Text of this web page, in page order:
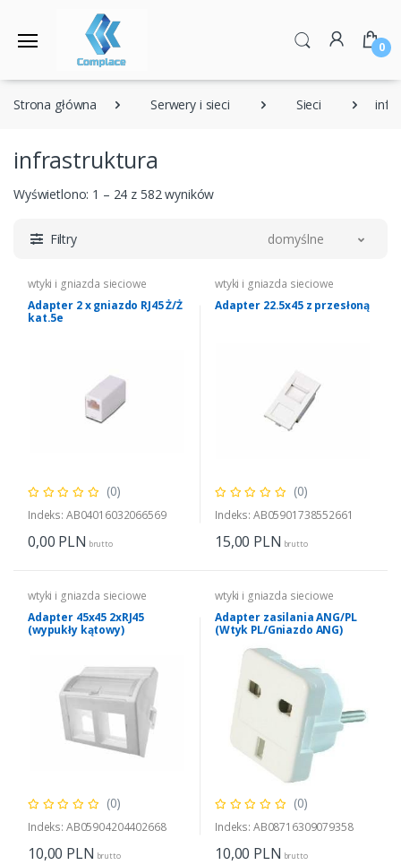
0
Strona główna Serwery i sieci Sieci
infrastruktura
Wyświetlono: 1 – 24 z 582 wyników
Filtry domyślne
wtyki i gniazda sieciowe
Adapter 2 x gniazdo RJ45 Ż/Ż
kat.5e
(0)
Indeks: AB04016032066569
0,00 PLN brutto
wtyki i gniazda sieciowe
Adapter 22.5x45 z przesłoną
(0)
Indeks: AB05901738552661
15,00 PLN brutto
wtyki i gniazda sieciowe
Adapter 45x45 2xRJ45
(wypukły kątowy)
(0)
Indeks: AB05904204402668
10,00 PLN brutto
wtyki i gniazda sieciowe
Adapter zasilania ANG/PL
(Wtyk PL/Gniazdo ANG)
(0)
Indeks: AB08716309079358
10,00 PLN brutto